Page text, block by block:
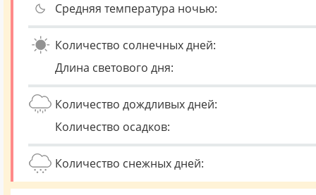
Средняя температура ночью:
Количество солнечных дней:
Длина светового дня:
Количество дождливых дней:
Количество осадков:
Количество снежных дней: